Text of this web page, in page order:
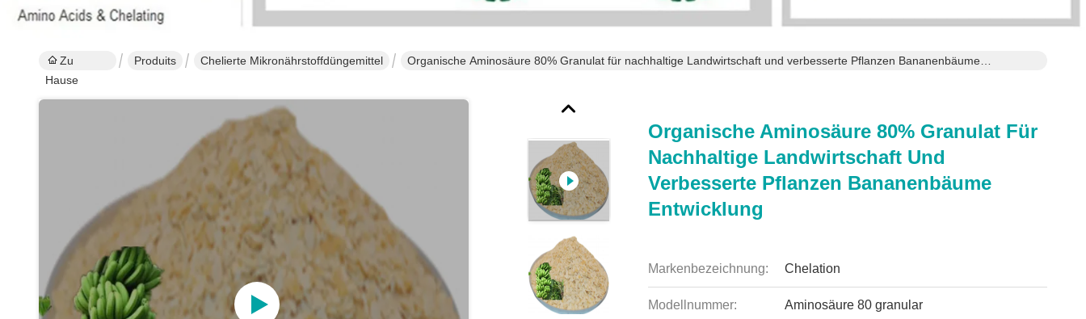
Zu
Hause
Produits Chelierte Mikronährstoffdüngemittel
Organische Aminosäure 80% Granulat für nachhaltige Landwirtschaft und verbesserte Pflanzen Bananenbäume
Organische Aminosäure 80% Granulat Für
Nachhaltige Landwirtschaft Und
Verbesserte Pflanzen Bananenbäume
Entwicklung
Markenbezeichnung: Chelation
Modellnummer: Aminosäure 80 granular